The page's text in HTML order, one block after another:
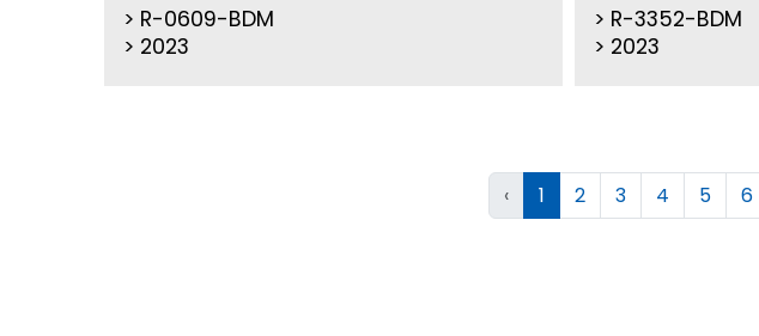
R-0609-BDM
2023
R-3352-BDM
2023
‹ 1 2 3 4 5 6